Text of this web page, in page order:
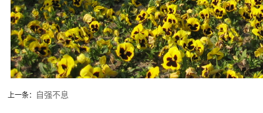
上一条： 自强不息